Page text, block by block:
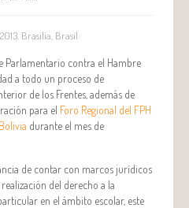
Brasilia, Brasil
Parlamentario contra el Hambre
a todo un proceso de
de los Frentes, además de
para el Foro Regional del FPH
durante el mes de
de contar con marcos jurídicos
del derecho a la
en el ámbito escolar, este